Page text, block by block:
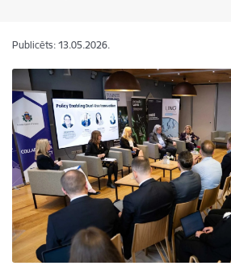
Publicēts: 13.05.2026.